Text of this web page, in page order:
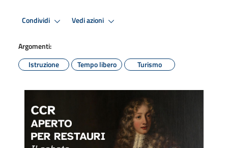
Condividi Vedi azioni
Argomenti:
Istruzione
Tempo libero Turismo